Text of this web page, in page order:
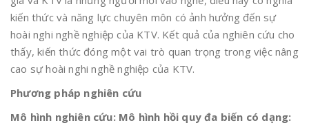
kiến thức và năng lực chuyên môn có ảnh hưởng đến sự
hoài nghi nghề nghiệp của KTV. Kết quả của nghiên cứu cho
thấy, kiến thức đóng một vai trò quan trọng trong việc nâng
cao sự hoài nghi nghề nghiệp của KTV.
Phương pháp nghiên cứu
Mô hình nghiên cứu: Mô hình hồi quy đa biến có dạng: